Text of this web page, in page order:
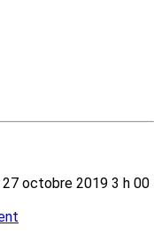
27 octobre 2019 3 h 00